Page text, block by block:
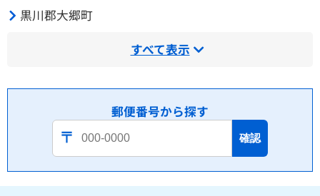
黒川郡大郷町
すべて表示
郵便番号から探す
確認